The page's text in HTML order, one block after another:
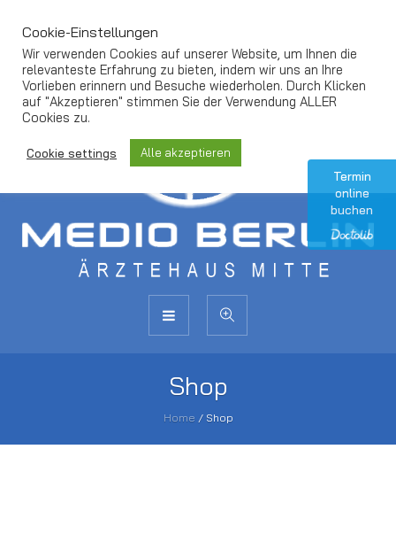
Termin
online
buchen
Shop
Home / Shop
Cookie-Einstellungen
Wir verwenden Cookies auf unserer Website, um Ihnen die
relevanteste Erfahrung zu bieten, indem wir uns an Ihre
Vorlieben erinnern und Besuche wiederholen. Durch Klicken
auf "Akzeptieren" stimmen Sie der Verwendung ALLER
Cookies zu.
Cookie settings Alle akzeptieren